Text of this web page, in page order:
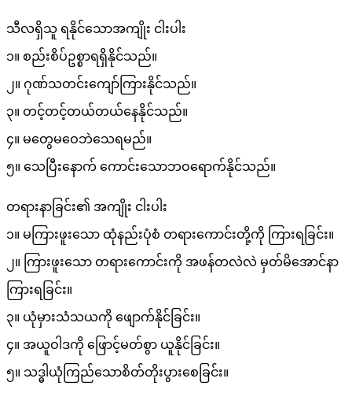
သီလရှိသူ ရနိုင်သောအကျိုး ငါးပါး
၁။ စည်းစိပ်ဥစ္စာရရှိနိုင်သည်။
၂။ ဂုဏ်သတင်းကျော်ကြားနိုင်သည်။
၃။ တင့်တင့်တယ်တယ်နေနိုင်သည်။
၄။ မတွေမဝေဘဲသေရမည်။
၅။ သေပြီးနောက် ကောင်းသောဘဝရောက်နိုင်သည်။
တရားနာခြင်း၏ အကျိုး ငါးပါး
၁။ မကြားဖူးသော ထုံနည်းပုံစံ တရားကောင်းတို့ကို ကြားရခြင်း။
၂။ ကြားဖူးသော တရားကောင်းကို အဖန်တလဲလဲ မှတ်မိအောင်နာ
ကြားရခြင်း။
၃။ ယုံမှားသံသယကို ဖျောက်နိုင်ခြင်း။
၄။ အယူဝါဒကို ဖြောင့်မတ်စွာ ယူနိုင်ခြင်း။
၅။ သဒ္ဓါယုံကြည်သောစိတ်တိုးပွားစေခြင်း။